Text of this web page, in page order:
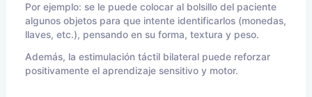
Por ejemplo: se le puede colocar al bolsillo del paciente
algunos objetos para que intente identificarlos (monedas,
llaves, etc.), pensando en su forma, textura y peso.
Además, la estimulación táctil bilateral puede reforzar
positivamente el aprendizaje sensitivo y motor.